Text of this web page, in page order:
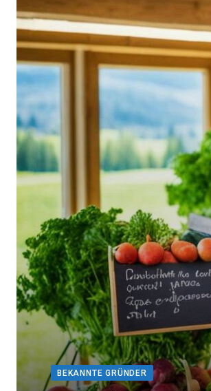
BEKANNTE GRÜNDER